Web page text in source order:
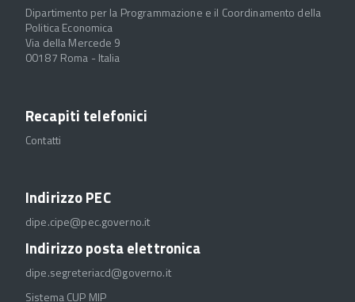
Dipartimento per la Programmazione e il Coordinamento della
Politica Economica
Via della Mercede 9
00187 Roma - Italia
Recapiti telefonici
Contatti
Indirizzo PEC
dipe.cipe@pec.governo.it
Indirizzo posta elettronica
dipe.segreteriacd@governo.it
Sistema CUP MIP